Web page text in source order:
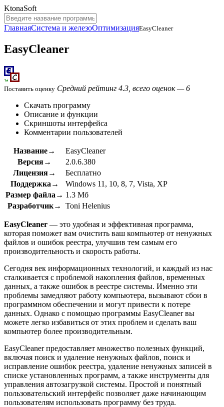
KtonaSoft
ГлавнаяСистема и железоОптимизацияEasyCleaner
EasyCleaner
Поставить оценку Средний рейтинг 4.3, всего оценок — 6
Скачать программу
Описание и функции
Скриншоты интерфейса
Комментарии пользователей
Название→
EasyCleaner
Версия→
2.0.6.380
Лицензия→
Бесплатно
Поддержка→
Windows 11, 10, 8, 7, Vista, XP
Размер файла→ 1.3 Мб
Разработчик→
Toni Helenius
EasyCleaner — это удобная и эффективная программа,
которая поможет вам очистить ваш компьютер от ненужных
файлов и ошибок реестра, улучшив тем самым его
производительность и скорость работы.
Сегодня век информационных технологий, и каждый из нас
сталкивается с проблемой накопления файлов, временных
данных, а также ошибок в реестре системы. Именно эти
проблемы замедляют работу компьютера, вызывают сбои в
программном обеспечении и могут привести к потере
данных. Однако с помощью программы EasyCleaner вы
можете легко избавиться от этих проблем и сделать ваш
компьютер более производительным.
EasyCleaner предоставляет множество полезных функций,
включая поиск и удаление ненужных файлов, поиск и
исправление ошибок реестра, удаление ненужных записей в
списке установленных программ, а также инструменты для
управления автозагрузкой системы. Простой и понятный
пользовательский интерфейс позволяет даже начинающим
пользователям использовать программу без труда.